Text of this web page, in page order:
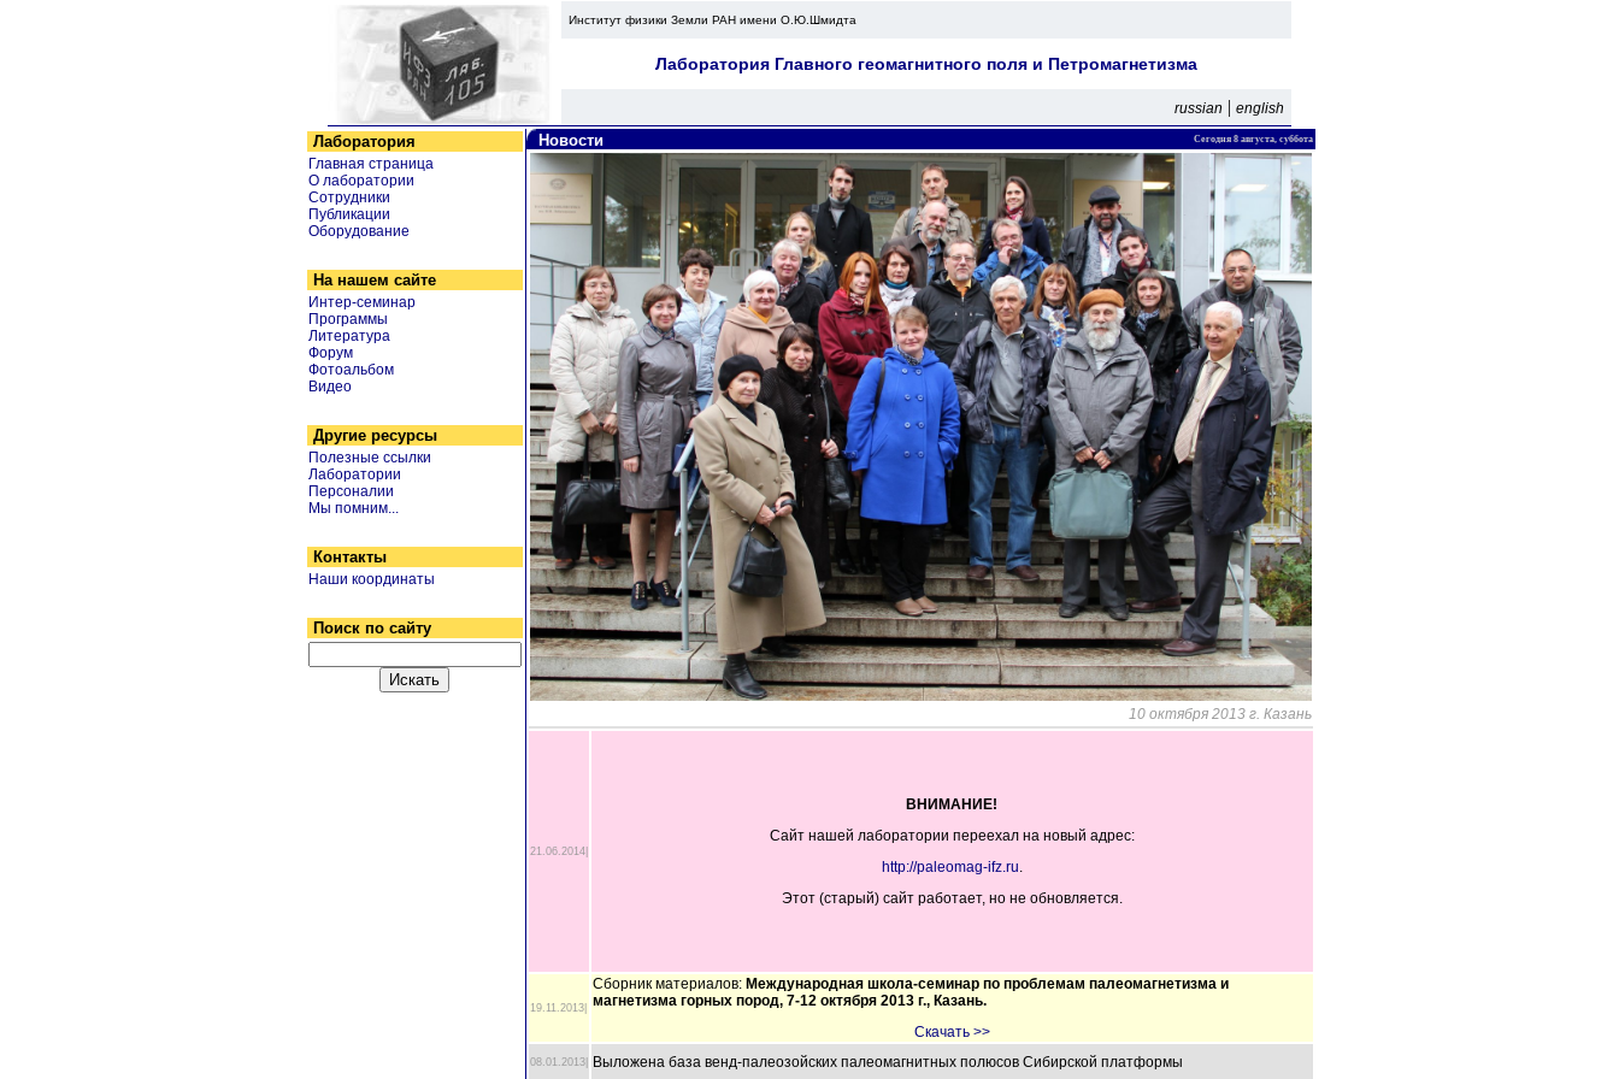
Институт физики Земли РАН имени О.Ю.Шмидта
Лаборатория Главного геомагнитного поля и Петромагнетизма
russian | english
Лаборатория
Главная страница
О лаборатории
Сотрудники
Публикации
Оборудование
На нашем сайте
Интер-семинар
Программы
Литература
Форум
Фотоальбом
Видео
Другие ресурсы
Полезные ссылки
Лаборатории
Персоналии
Мы помним...
Контакты
Наши координаты
Поиск по сайту
Новости Сегодня 8 августа, суббота
10 октября 2013 г. Казань
21.06.2014|
ВНИМАНИЕ!
Сайт нашей лаборатории переехал на новый адрес:
http://paleomag-ifz.ru.
Этот (старый) сайт работает, но не обновляется.
19.11.2013|
Сборник материалов:Международная школа-семинар по проблемам палеомагнетизма и
магнетизма горных пород, 7-12 октября 2013 г., Казань.
Скачать >>
08.01.2013| Выложена база венд-палеозойских палеомагнитных полюсов Сибирской платформы